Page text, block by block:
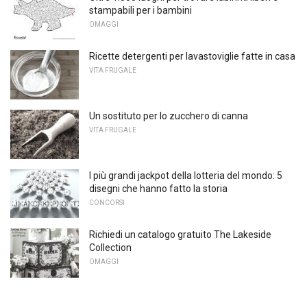
stampabili per i bambini
OMAGGI
Ricette detergenti per lavastoviglie fatte in casa
VITA FRUGALE
Un sostituto per lo zucchero di canna
VITA FRUGALE
I più grandi jackpot della lotteria del mondo: 5
disegni che hanno fatto la storia
CONCORSI
Richiedi un catalogo gratuito The Lakeside
Collection
OMAGGI